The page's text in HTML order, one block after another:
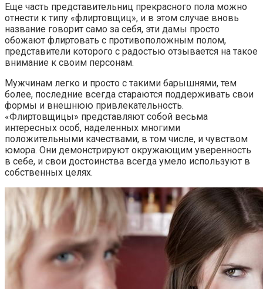
Еще часть представительниц прекрасного пола можно
отнести к типу «флиртовщиц», и в этом случае вновь
название говорит само за себя, эти дамы просто
обожают флиртовать с противоположным полом,
представители которого с радостью отзывается на такое
внимание к своим персонам.
Мужчинам легко и просто с такими барышнями, тем
более, последние всегда стараются поддерживать свои
формы и внешнюю привлекательность.
«Флиртовщицы» представляют собой весьма
интересных особ, наделенных многими
положительными качествами, в том числе, и чувством
юмора. Они демонстрируют окружающим уверенность
в себе, и свои достоинства всегда умело используют в
собственных целях.